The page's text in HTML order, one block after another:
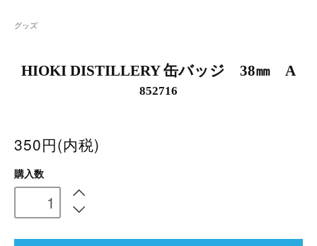
グッズ
HIOKI DISTILLERY 缶バッジ 38㎜ A
852716
350円(内税)
購入数